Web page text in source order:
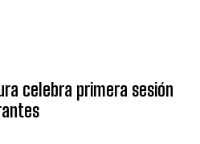
celebra primera sesión